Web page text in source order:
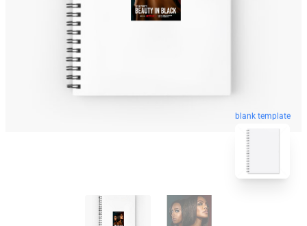
blank template